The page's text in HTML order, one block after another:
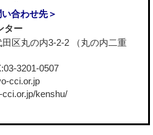
合わせ先＞
ター
区丸の内3-2-2 （丸の内二重
3201-0507
cci.or.jp
kenshu/